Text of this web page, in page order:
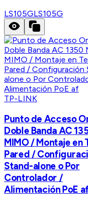
LS105GLS105G
TP-LINK
Punto de Acceso
Doble Banda AC
MIMO / Montaje en
Pared /
Stand-alone o Por
Controlador /
Alimentación PoE